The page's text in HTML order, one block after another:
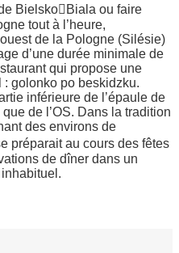
BielskoBiala ou faire
tout à l’heure,
de la Pologne (Silésie)
d’une durée minimale de
qui propose une
golonko po beskidzku.
inférieure de l’épaule de
de l’OS. Dans la tradition
des environs de
préparait au cours des fêtes
de dîner dans un